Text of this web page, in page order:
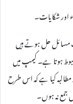
اور شکایات۔
مسائل حل ہوتے ہیں
ہوتا ہے۔ کیمپ میں
کیا ہے کہ اس طرح
جمع نہ ہوں۔